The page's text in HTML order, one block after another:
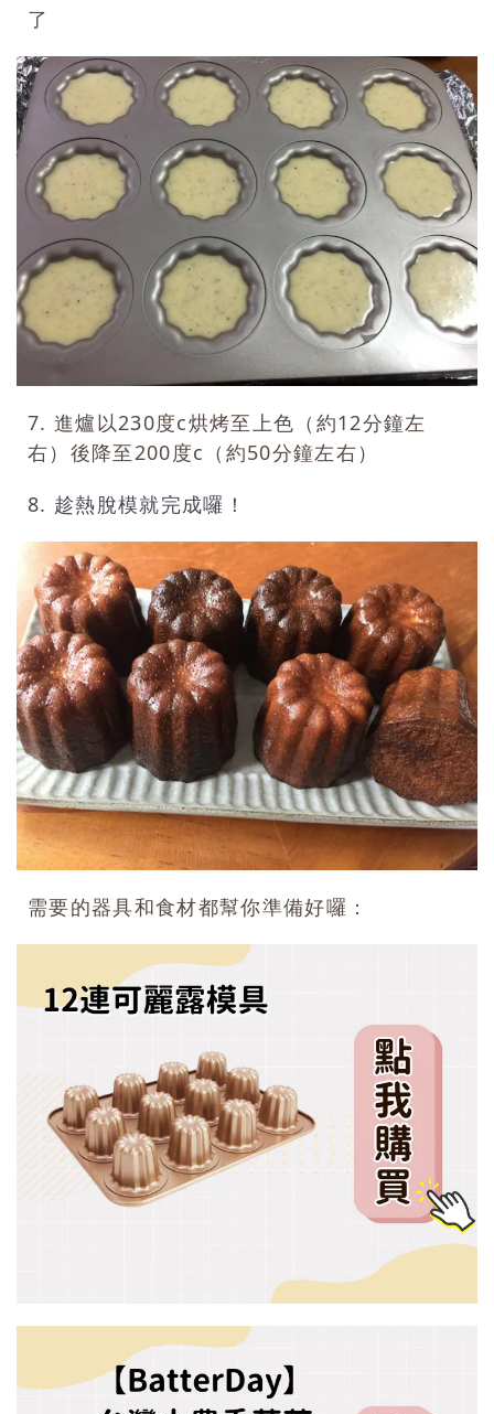
了
7. 進爐以230度c烘烤至上色（約12分鐘左
右）後降至200度c（約50分鐘左右）
8. 趁熱脫模就完成囉！
需要的器具和食材都幫你準備好囉：